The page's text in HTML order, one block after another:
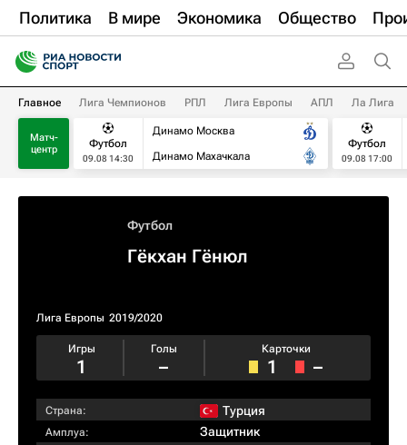
Политика В мире Экономика Общество
Главное Лига Чемпионов РПЛ Лига Европы АПЛ Ла Лига
Матч-
центр
Футбол
09.08 14:30
Динамо Москва
Динамо Махачкала
Футбол
09.08 17:00
Футбол
Гёкхан Гёнюл
Лига Европы 2019/2020
Игры
1
Голы
–
Карточки
1 –
Страна: Турция
Амплуа: Защитник